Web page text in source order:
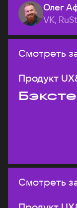
Олег
VK,
Смотреть
Продукт
Смотреть